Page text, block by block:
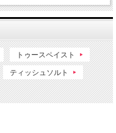
トゥースペイスト
ティッシュソルト